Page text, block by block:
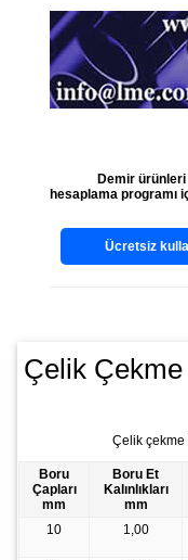
Demir
hesaplama programı
Ücretsiz
Çelik
Çelik çekme
Boru
Çapları
mm
Boru Et
Kalınlıkları
mm
10
1,00